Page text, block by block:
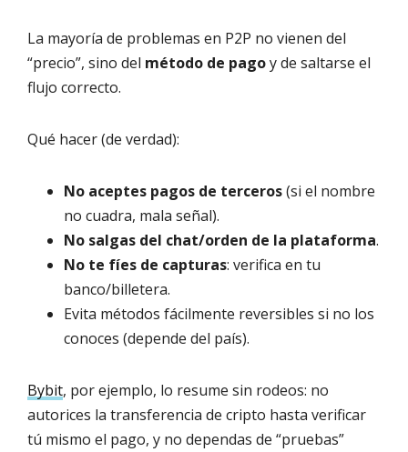
La mayoría de problemas en P2P no vienen del
“precio”, sino del método de pagoy de saltarse el
flujo correcto.
Qué hacer (de verdad):
No aceptes pagos de terceros(si el nombre
no cuadra, mala señal).
No salgas del chat/orden de la plataforma.
No te fíes de capturas: verifica en tu
banco/billetera.
Evita métodos fácilmente reversibles si no los
conoces (depende del país).
Bybit, por ejemplo, lo resume sin rodeos: no
autorices la transferencia de cripto hasta verificar
tú mismo el pago, y no dependas de “pruebas”